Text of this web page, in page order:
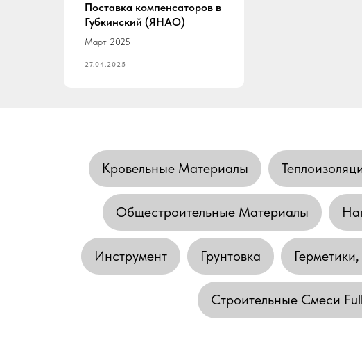
Поставка компенсаторов в
Губкинский (ЯНАО)
Март 2025
27.04.2025
Кровельные Материалы
Общестроительные Материалы
Инструмент Грунтовка
Строительные Смеси